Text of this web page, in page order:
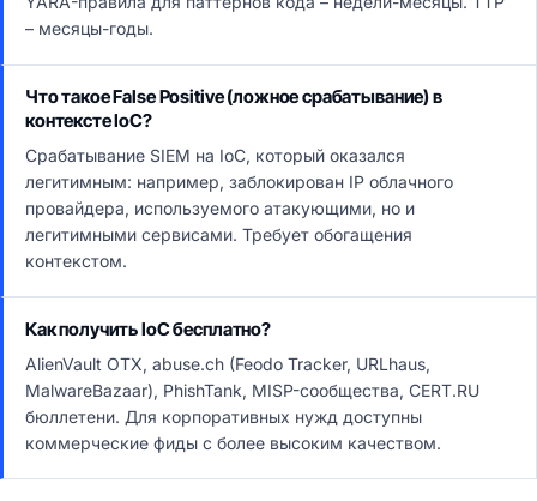
– месяцы-годы.
Что такое False Positive (ложное срабатывание) в
контексте IoC?
Срабатывание SIEM на IoC, который оказался
легитимным: например, заблокирован IP облачного
провайдера, используемого атакующими, но и
легитимными сервисами. Требует обогащения
контекстом.
Как получить IoC бесплатно?
AlienVault OTX, abuse.ch (Feodo Tracker, URLhaus,
MalwareBazaar), PhishTank, MISP-сообщества, CERT.RU
бюллетени. Для корпоративных нужд доступны
коммерческие фиды с более высоким качеством.